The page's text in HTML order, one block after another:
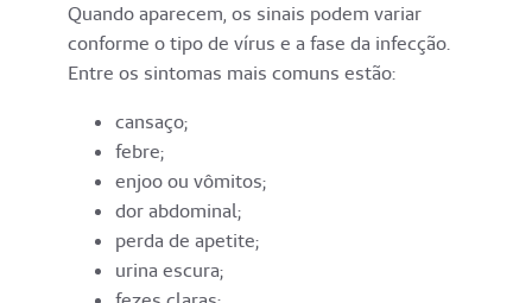
Quando aparecem, os sinais podem variar
conforme o tipo de vírus e a fase da infecção.
Entre os sintomas mais comuns estão:
cansaço;
febre;
enjoo ou vômitos;
dor abdominal;
perda de apetite;
urina escura;